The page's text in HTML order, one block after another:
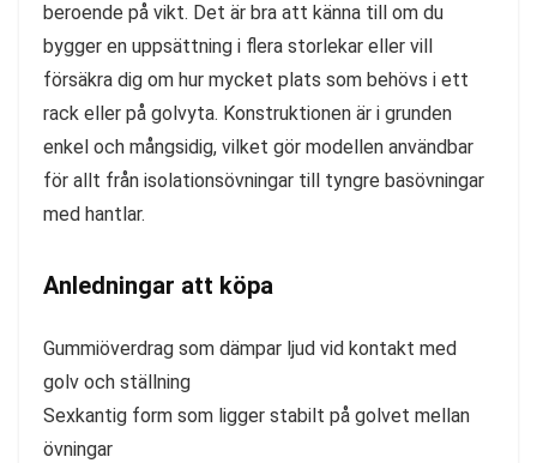
beroende på vikt. Det är bra att känna till om du
bygger en uppsättning i flera storlekar eller vill
försäkra dig om hur mycket plats som behövs i ett
rack eller på golvyta. Konstruktionen är i grunden
enkel och mångsidig, vilket gör modellen användbar
för allt från isolationsövningar till tyngre basövningar
med hantlar.
Anledningar att köpa
Gummiöverdrag som dämpar ljud vid kontakt med
golv och ställning
Sexkantig form som ligger stabilt på golvet mellan
övningar